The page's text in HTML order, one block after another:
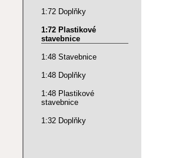
1:72 Doplňky
1:72 Plastikové
stavebnice
1:48 Stavebnice
1:48 Doplňky
1:48 Plastikové
stavebnice
1:32 Doplňky